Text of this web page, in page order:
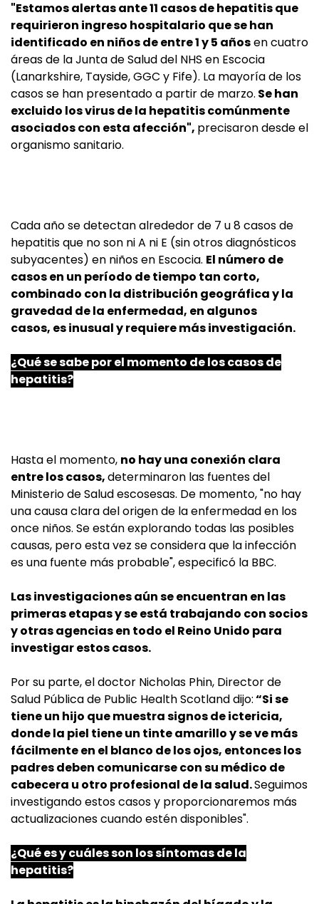
"Estamos alertas ante 11 casos de hepatitis que
requirieron ingreso hospitalario que se han
identificado en niños de entre 1 y 5 añosen cuatro
áreas de la Junta de Salud del NHS en Escocia
(Lanarkshire, Tayside, GGC y Fife). La mayoría de los
casos se han presentado a partir de marzo. Se han
excluido los virus de la hepatitis comúnmente
asociados con esta afección", precisaron desde el
organismo sanitario.
Cada año se detectan alrededor de 7 u 8 casos de
hepatitis que no son ni A ni E (sin otros diagnósticos
subyacentes) en niños en Escocia. El número de
casos en un período de tiempo tan corto,
combinado con la distribución geográfica y la
gravedad de la enfermedad, en algunos
casos, es inusual y requiere más investigación.
¿Qué se sabe por el momento de los casos de
hepatitis?
Hasta el momento, no hay una conexión clara
entre los casos,determinaron las fuentes del
Ministerio de Salud escosesas. De momento, "no hay
una causa clara del origen de la enfermedad en los
once niños. Se están explorando todas las posibles
causas, pero esta vez se considera que la infección
es una fuente más probable", especificó la BBC.
Las investigaciones aún se encuentran en las
primeras etapas y se está trabajando con socios
y otras agencias en todo el Reino Unido para
investigar estos casos.
Por su parte, el doctor Nicholas Phin, Director de
Salud Pública de Public Health Scotland dijo:“Si se
tiene un hijo que muestra signos de ictericia,
donde la piel tiene un tinte amarillo y se ve más
fácilmente en el blanco de los ojos, entonces los
padres deben comunicarse con su médico de
cabecera u otro profesional de la salud.Seguimos
investigando estos casos y proporcionaremos más
actualizaciones cuando estén disponibles".
¿Qué es y cuáles son los síntomas de la
hepatitis?